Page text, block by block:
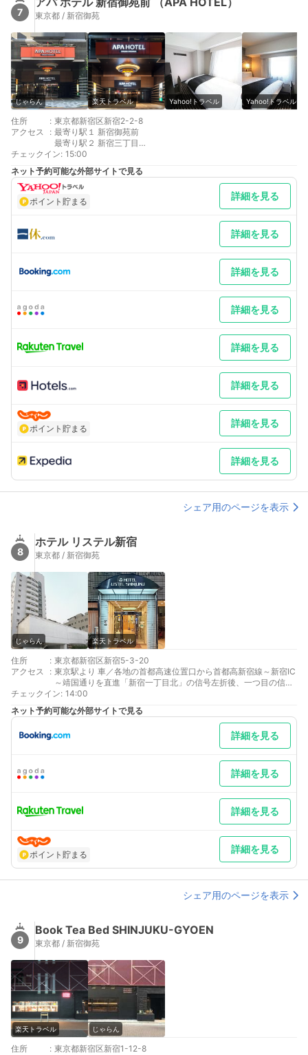
7 東京都 / 新宿御苑
じゃらん 楽天トラベル Yahoo!トラベル Yahoo!トラベル
住所 : 東京都新宿区新宿2-2-8
アクセス
: 最寄り駅１ 新宿御苑前
最寄り駅２ 新宿三丁目
最寄り駅３ 新宿
補足 車／営業時間：7時～22時（左記以外時間の入出庫不可）
先着順でのご案内、予約不可※高さ制限1.55mまで入庫可能※現地
判断により安全を阻害するお車などはご入庫不可
チェックイン: 15:00
ネット予約可能な外部サイトで見る
ポイント貯まる 詳細を見る
詳細を見る
詳細を見る
詳細を見る
詳細を見る
詳細を見る
ポイント貯まる 詳細を見る
詳細を見る
シェア用のページを表示
8
ホテル リステル新宿
東京都 / 新宿御苑
じゃらん 楽天トラベル
住所 : 東京都新宿区新宿5-3-20
アクセス
: 東京駅より 車／各地の首都高速位置口から首都高新宿線～新宿IC
～靖国通りを直進「新宿一丁目北」の信号左折後、一つ目の信号
を右 車以外／東京メトロ丸ノ内線新宿御苑前駅下車、徒歩7分
池袋 渋谷より 車以外／東京メトロ副都心線新宿三丁目駅下車、
Ｃ7出口より徒歩７分
最寄り駅２ 新宿三丁目
補足 車／※駐車場は予約制となっております。 お電話にてご予
チェックイン: 14:00
ネット予約可能な外部サイトで見る
詳細を見る
詳細を見る
詳細を見る
ポイント貯まる 詳細を見る
シェア用のページを表示
9
Book Tea Bed SHINJUKU-GYOEN
東京都 / 新宿御苑
楽天トラベル じゃらん
住所 : 東京都新宿区新宿1-12-8